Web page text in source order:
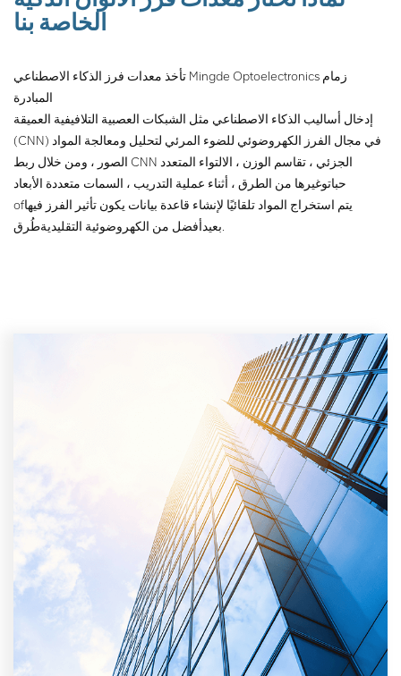
تحت الحمراء للمركب تحديد
لزيادة تحسين دقة الفرز وفقًا
الخاصة بنا
تأخذ معدات فرز الذكاء الاصطناعي Mingde Optoelectronics زمام
المبادرة
إدخال أساليب الذكاء الاصطناعي مثل الشبكات العصبية التلافيفية العميقة
(CNN) في مجال الفرز الكهروضوئي للضوء المرئي لتحليل ومعالجة المواد
الصور ، ومن خلال ربط CNN الجزئي ، تقاسم الوزن ، الالتواء المتعدد
حباتوغيرها من الطرق ، أثناء عملية التدريب ، السمات متعددة الأبعاد
ofيتم استخراج المواد تلقائيًا لإنشاء قاعدة بيانات يكون تأثير الفرز فيها
بعيدأفضل من الكهروضوئية التقليدية طُرق.